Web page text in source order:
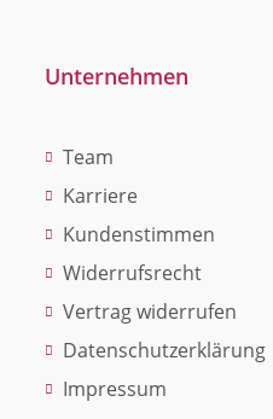
Unternehmen
Team
Karriere
Kundenstimmen
Widerrufsrecht
Vertrag widerrufen
Datenschutzerklärung
Impressum